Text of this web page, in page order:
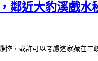
鄰近大豹溪戲水
，或許可以考慮這家藏在三